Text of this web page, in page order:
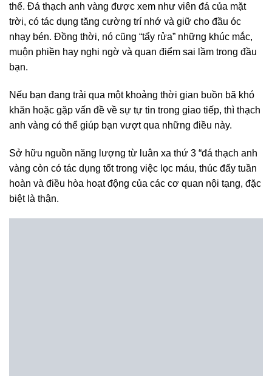
thể. Đá thạch anh vàng được xem như viên đá của mặt
trời, có tác dụng tăng cường trí nhớ và giữ cho đầu óc
nhạy bén. Đồng thời, nó cũng “tẩy rửa” những khúc mắc,
muộn phiền hay nghi ngờ và quan điểm sai lầm trong đầu
bạn.
Nếu bạn đang trải qua một khoảng thời gian buồn bã khó
khăn hoặc gặp vấn đề về sự tự tin trong giao tiếp, thì thạch
anh vàng có thể giúp bạn vượt qua những điều này.
Sở hữu nguồn năng lượng từ luân xa thứ 3 “đá thạch anh
vàng còn có tác dụng tốt trong việc lọc máu, thúc đẩy tuần
hoàn và điều hòa hoạt động của các cơ quan nội tạng, đặc
biệt là thận.